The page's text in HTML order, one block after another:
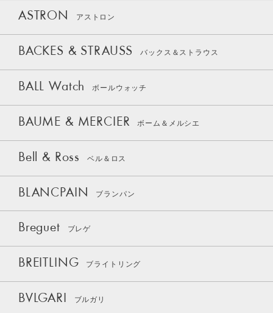
ASTRON アストロン
BACKES & STRAUSS バックス＆ストラウス
BALL Watch ボールウォッチ
BAUME & MERCIER ボーム＆メルシエ
Bell & Ross ベル＆ロス
BLANCPAIN ブランパン
Breguet ブレゲ
BREITLING ブライトリング
BVLGARI ブルガリ